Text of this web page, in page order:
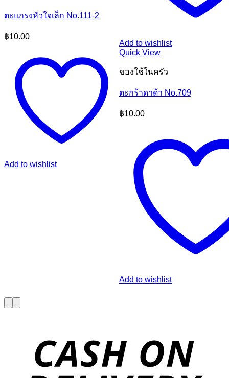
ตะแกรงหัวใจเล็ก No.111-2
฿10.00
Add to wishlist
Add to wishlist
Quick View
ของใช้ในครัว
ตะกร้าดาด้า No.709
฿10.00
Add to wishlist